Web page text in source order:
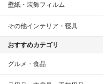
壁紙・装飾フィルム
その他インテリア・寝具
おすすめカテゴリ
グルメ・食品